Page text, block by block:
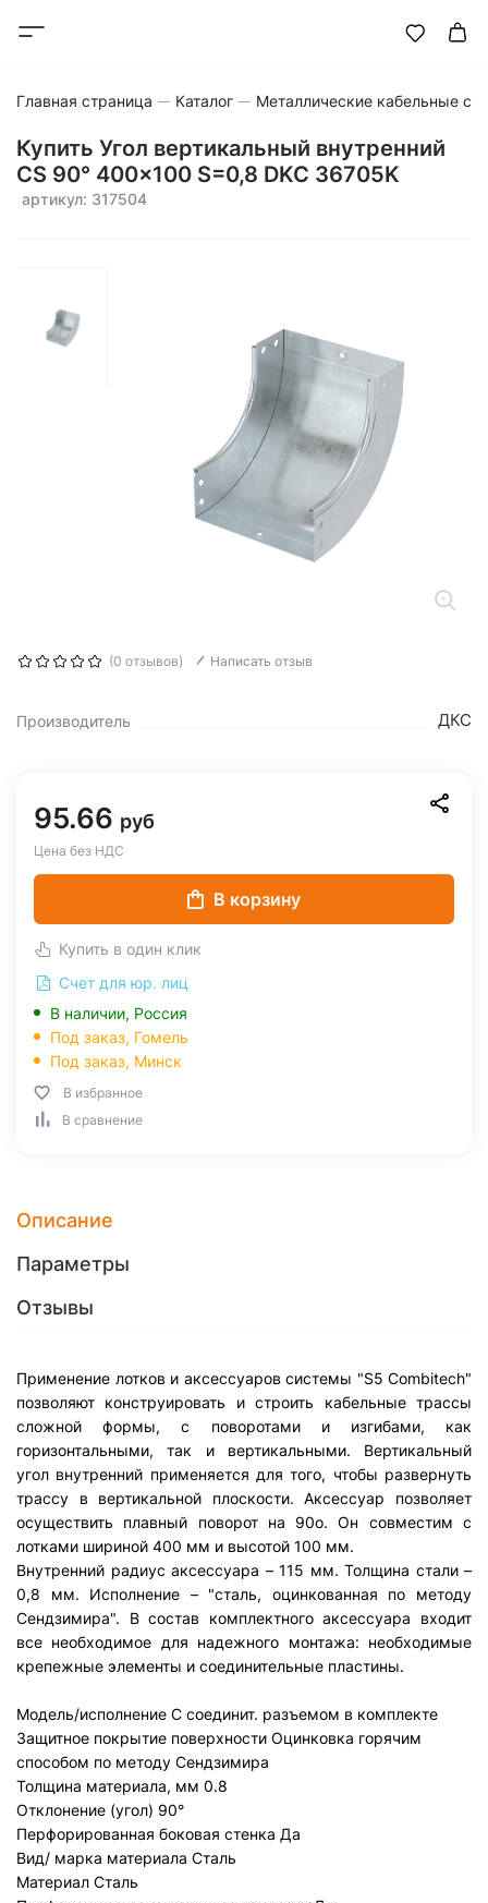
Главная страница Каталог Металлические кабельные
Купить Угол вертикальный внутренний
CS 90° 400x100 S=0,8 DKC 36705K
артикул: 317504
(0 отзывов) Написать отзыв
Производитель ДКС
95.66 руб
Цена без НДС
В корзину
Купить в один клик
Счет для юр. лиц
В наличии, Россия
Под заказ, Гомель
Под заказ, Минск
В избранное
В сравнение
Описание
Параметры
Отзывы
Применение лотков и аксессуаров системы "S5 Combitech"
позволяют конструировать и строить кабельные трассы
сложной формы, с поворотами и изгибами, как
горизонтальными, так и вертикальными. Вертикальный
угол внутренний применяется для того, чтобы развернуть
трассу в вертикальной плоскости. Аксессуар позволяет
осуществить плавный поворот на 90о. Он совместим с
лотками шириной 400 мм и высотой 100 мм.
Внутренний радиус аксессуара – 115 мм. Толщина стали –
0,8 мм. Исполнение – "сталь, оцинкованная по методу
Сендзимира". В состав комплектного аксессуара входит
все необходимое для надежного монтажа: необходимые
крепежные элементы и соединительные пластины.
Модель/исполнение С соединит. разъемом в комплекте
Защитное покрытие поверхности Оцинковка горячим
способом по методу Сендзимира
Толщина материала, мм 0.8
Отклонение (угол) 90°
Перфорированная боковая стенка Да
Вид/ марка материала Сталь
Материал Сталь